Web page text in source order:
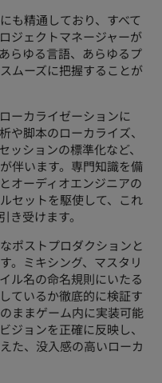
も精通しており、すべて
ジェクトマネージャーが
らゆる言語、あらゆるプ
ムーズに把握することが
ーカライゼーションに
や脚本のローカライズ、
ッションの標準化など、
伴います。専門知識を備
オーディオエンジニアの
セットを駆使して、これ
き受けます。
ポストプロダクションと
。ミキシング、マスタリ
ル名の命名規則にいたる
ているか徹底的に検証す
ままゲーム内に実装可能
ジョンを正確に反映し、
た、没入感の高いローカ